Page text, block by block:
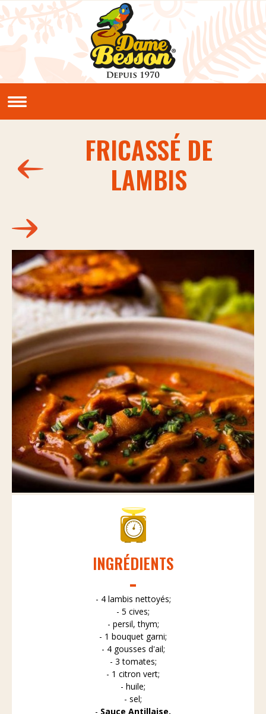
Aller au contenu principal
NOS PRODUITS
Sauces et condiments
LE CLUB PIMENTERIE
Nos actus pimentées
Pour aller plus loin
POINTS DE VENTE
FRICASSÉ DE
LAMBIS
INGRÉDIENTS
- 4 lambis nettoyés;
- 5 cives;
- persil, thym;
- 1 bouquet garni;
- 4 gousses d'ail;
- 3 tomates;
- 1 citron vert;
- huile;
- sel;
- Sauce Antillaise.